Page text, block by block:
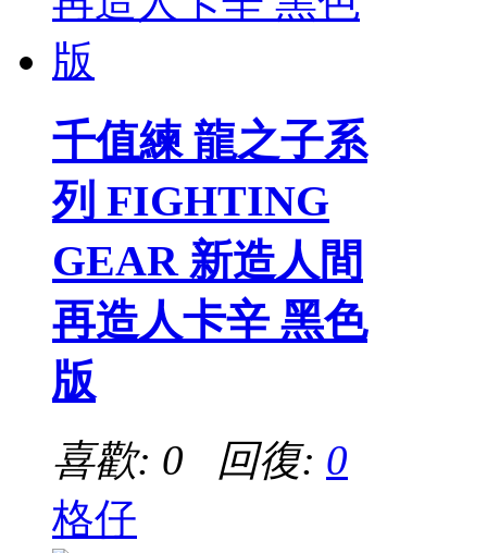
千值練 龍之子系
列 FIGHTING
GEAR 新造人間
再造人卡辛 黑色
版
喜歡: 0 回復: 0
格仔